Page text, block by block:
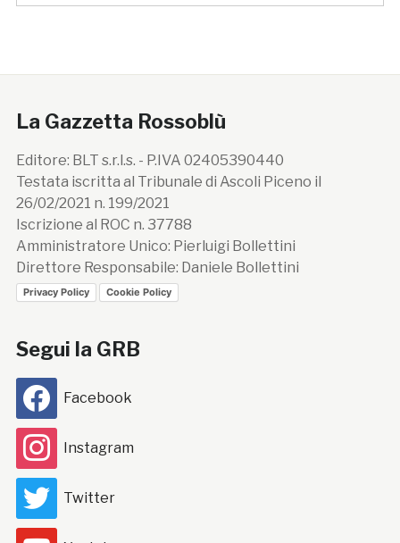
La Gazzetta Rossoblù
Editore: BLT s.r.l.s. - P.IVA 02405390440
Testata iscritta al Tribunale di Ascoli Piceno il
26/02/2021 n. 199/2021
Iscrizione al ROC n. 37788
Amministratore Unico: Pierluigi Bollettini
Direttore Responsabile: Daniele Bollettini
Privacy Policy Cookie Policy
Segui la GRB
Facebook
Instagram
Twitter